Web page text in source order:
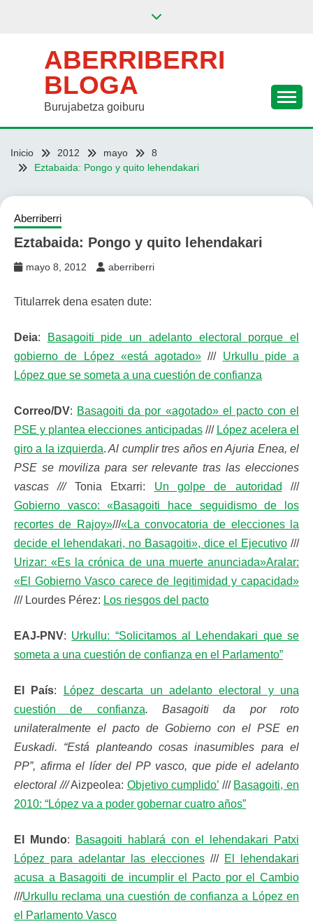
ABERRIBERRI
BLOGA
Burujabetza goiburu
Inicio 2012 mayo
8
Eztabaida: Pongo y quito lehendakari
Aberriberri
Eztabaida: Pongo y quito lehendakari
mayo 8, 2012 aberriberri
Titularrek dena esaten dute:
Deia:
Basagoiti pide un adelanto electoral porque el
gobierno de López «está agotado» /// Urkullu pide a
López que se someta a una cuestión de confianza
Correo/DV: Basagoiti da por «agotado» el pacto con el
PSE y plantea elecciones anticipadas/// López acelera el
giro a la izquierda. Al cumplir tres años en Ajuria Enea, el
PSE se moviliza para ser relevante tras las elecciones
vascas /// Tonia Etxarri: Un golpe de autoridad ///
Gobierno vasco: «Basagoiti hace seguidismo de los
recortes de Rajoy»///«La convocatoria de elecciones la
decide el lehendakari, no Basagoiti», dice el Ejecutivo ///
Urizar: «Es la crónica de una muerte anunciada»Aralar:
«El Gobierno Vasco carece de legitimidad y capacidad»
/// Lourdes Pérez: Los riesgos del pacto
EAJ-PNV: Urkullu: “Solicitamos al Lehendakari que se
someta a una cuestión de confianza en el Parlamento”
El País:
López descarta un adelanto electoral y una
cuestión de confianza. Basagoiti da por roto
unilateralmente el pacto de Gobierno con el PSE en
Euskadi. “Está planteando cosas inasumibles para el
PP”, afirma el líder del PP vasco, que pide el adelanto
electoral ///Aizpeolea: Objetivo cumplido’ /// Basagoiti, en
2010: “López va a poder gobernar cuatro años”
El Mundo:
Basagoiti hablará con el lehendakari Patxi
López para adelantar las elecciones /// El lehendakari
acusa a Basagoiti de incumplir el Pacto por el Cambio
///Urkullu reclama una cuestión de confianza a López en
el Parlamento Vasco